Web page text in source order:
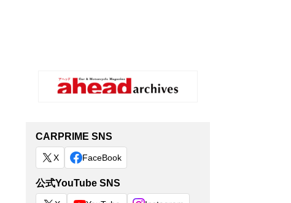
CARPRIME SNS
X FaceBook
公式YouTube SNS